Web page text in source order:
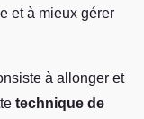
et à mieux gérer
à allonger et
technique de